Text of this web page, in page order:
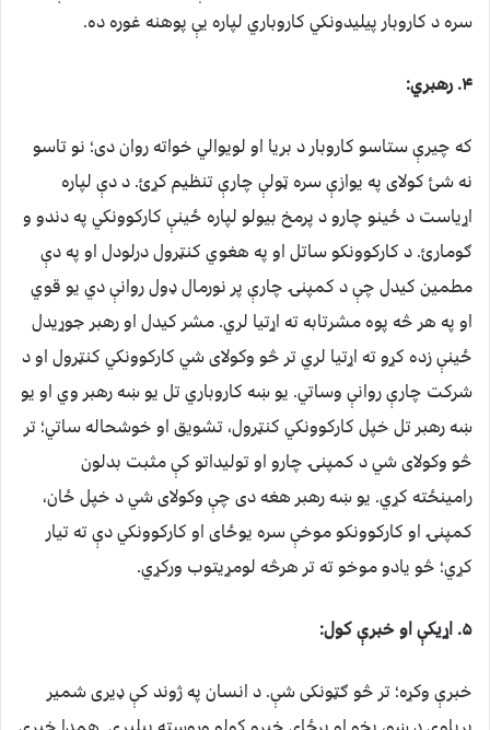
سره د کاروبار پیلیدونکي کاروباري لپاره یې پوهنه غوره ده.
۴. رهبري:
که چیرې ستاسو کاروبار د بریا او لویوالي خواته روان دی؛ نو تاسو
نه شئ کولای په یوازې سره ټولې چارې تنظیم کړئ. د دې لپاره
اړیاست د ځینو چارو د پرمخ بیولو لپاره ځینې کارکوونکي په دندو و
ګومارئ. د کارکوونکو ساتل او په هغوي کنټرول درلودل او په دې
مطمین کیدل چې د کمپنۍ چارې پر نورمال ډول روانې دي یو قوي
او په هر څه پوه مشرتابه ته اړتیا لري. مشر کیدل او رهبر جوړیدل
ځینې زده کړو ته اړتیا لري تر څو وکولای شي کارکوونکي کنټرول او د
شرکت چارې روانې وساتي. یو ښه کاروباري تل یو ښه رهبر وي او يو
ښه رهبر تل خپل کارکوونکي کنټرول، تشویق او خوشحاله ساتي؛ تر
څو وکولای شي د کمپنۍ چارو او تولیداتو کې مثبت بدلون
رامینځته کړي. یو ښه رهبر هغه دی چې وکولای شي د خپل ځان،
کمپنۍ او کارکوونکو موخې سره یوځای او کارکوونکي دې ته تیار
کړي؛ څو یادو موخو ته تر هرڅه لومړیتوب ورکړي.
۵. اړیکې او خبرې کول:
خبرې وکړه؛ تر څو ګټونکی شې. د انسان په ژوند کې ډیری شمیر